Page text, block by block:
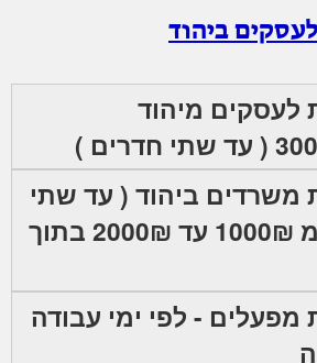
ביהוד
לעסקים מיהוד
משרדים ביהוד ( עד שתי
חדרים ) החל מ 1000₪ עד 2000₪ בתוך
מפעלים - לפי ימי עבודה